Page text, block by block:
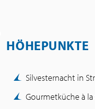
HÖHEPUNKTE
Silvesternacht in
Gourmetküche à la